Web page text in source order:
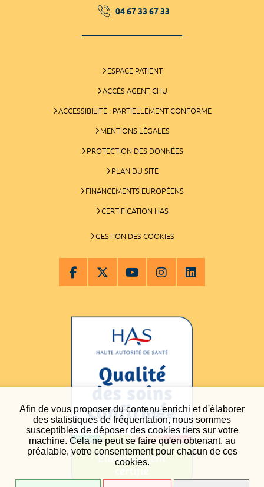
Afin de vous proposer du contenu enrichi et d'élaborer
des statistiques de fréquentation, nous sommes
susceptibles de déposer des cookies tiers sur votre
machine. Cela ne peut se faire qu'en obtenant, au
préalable, votre consentement pour chacun de ces
cookies.
04 67 33 67 33
ESPACE PATIENT
ACCÈS AGENT CHU
ACCESSIBILITÉ : PARTIELLEMENT CONFORME
MENTIONS LÉGALES
PROTECTION DES DONNÉES
PLAN DU SITE
FINANCEMENTS EUROPÉENS
CERTIFICATION HAS
GESTION DES COOKIES